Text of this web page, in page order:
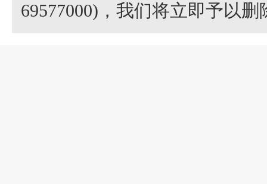
69577000)，我们将立即予以